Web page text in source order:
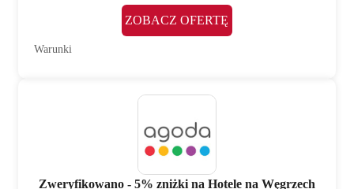
ZOBACZ OFERTĘ
Warunki
Zweryfikowano - 5% zniżki na Hotele na Węgrzech